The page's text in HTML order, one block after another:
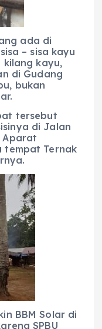
ada di
– sisa kayu
kayu,
di Gudang
bukan
tersebut
di Jalan
Aparat
tempat Ternak
BBM Solar di
SPBU